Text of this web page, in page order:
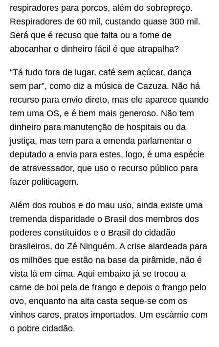
respiradores para porcos, além do sobrepreço.
Respiradores de 60 mil, custando quase 300 mil.
Será que é recuso que falta ou a fome de
abocanhar o dinheiro fácil é que atrapalha?
“Tá tudo fora de lugar, café sem açúcar, dança
sem par”, como diz a música de Cazuza. Não há
recurso para envio direto, mas ele aparece quando
tem uma OS, e é bem mais generoso. Não tem
dinheiro para manutenção de hospitais ou da
justiça, mas tem para a emenda parlamentar o
deputado a envia para estes, logo, é uma espécie
de atravessador, que uso o recurso público para
fazer politicagem.
Além dos roubos e do mau uso, ainda existe uma
tremenda disparidade o Brasil dos membros dos
poderes constituídos e o Brasil do cidadão
brasileiros, do Zé Ninguém. A crise alardeada para
os milhões que estão na base da pirâmide, não é
vista lá em cima. Aqui embaixo já se trocou a
carne de boi pela de frango e depois o frango pelo
ovo, enquanto na alta casta seque-se com os
vinhos caros, pratos importados. Um escárnio com
o pobre cidadão.